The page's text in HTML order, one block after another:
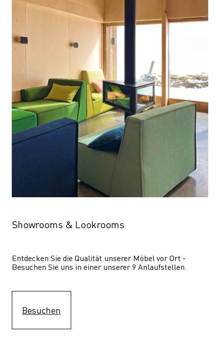
Showrooms & Lookrooms
Entdecken Sie die Qualität unserer Möbel vor Ort -
Besuchen Sie uns in einer unserer 9 Anlaufstellen.
Besuchen